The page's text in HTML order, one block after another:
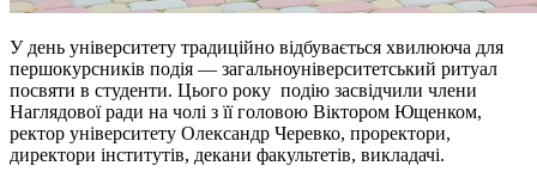
У день університету традиційно відбувається хвилююча для
першокурсників подія — загальноуніверситетський ритуал
посвяти в студенти. Цього року подію засвідчили члени
Наглядової ради на чолі з її головою Віктором Ющенком,
ректор університету Олександр Черевко, проректори,
директори інститутів, декани факультетів, викладачі.